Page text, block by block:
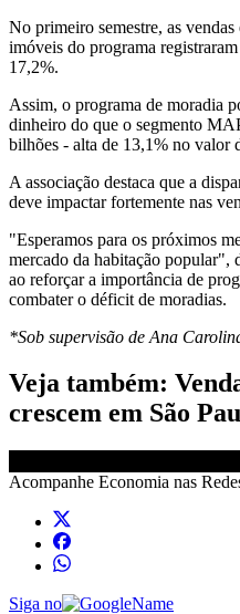
No primeiro semestre, as
imóveis do programa
17,2%.
Assim, o programa de moradia
dinheiro do que o segmento
bilhões - alta de 13,1% no valor
A associação destaca que a
deve impactar fortemente nas
"Esperamos para os próximos
mercado da habitação
ao reforçar a importância de
combater o déficit de moradias.
*Sob supervisão de Ana
Veja também:
crescem em São
Acompanhe Economia nas
Siga no